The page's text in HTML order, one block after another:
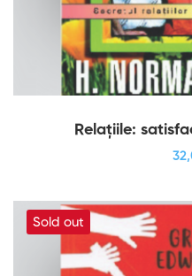
Relațiile:
32
Sold out